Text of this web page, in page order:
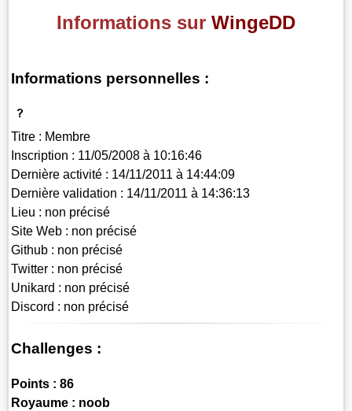
Informations sur WingeDD
Informations personnelles :
Titre : Membre
Inscription : 11/05/2008 à 10:16:46
Dernière activité : 14/11/2011 à 14:44:09
Dernière validation : 14/11/2011 à 14:36:13
Lieu : non précisé
Site Web : non précisé
Github : non précisé
Twitter : non précisé
Unikard : non précisé
Discord : non précisé
Challenges :
Points : 86
Royaume : noob